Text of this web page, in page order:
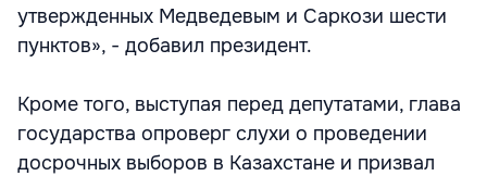
утвержденных Медведевым и Саркози шести
пунктов», - добавил президент.
Кроме того, выступая перед депутатами, глава
государства опроверг слухи о проведении
досрочных выборов в Казахстане и призвал